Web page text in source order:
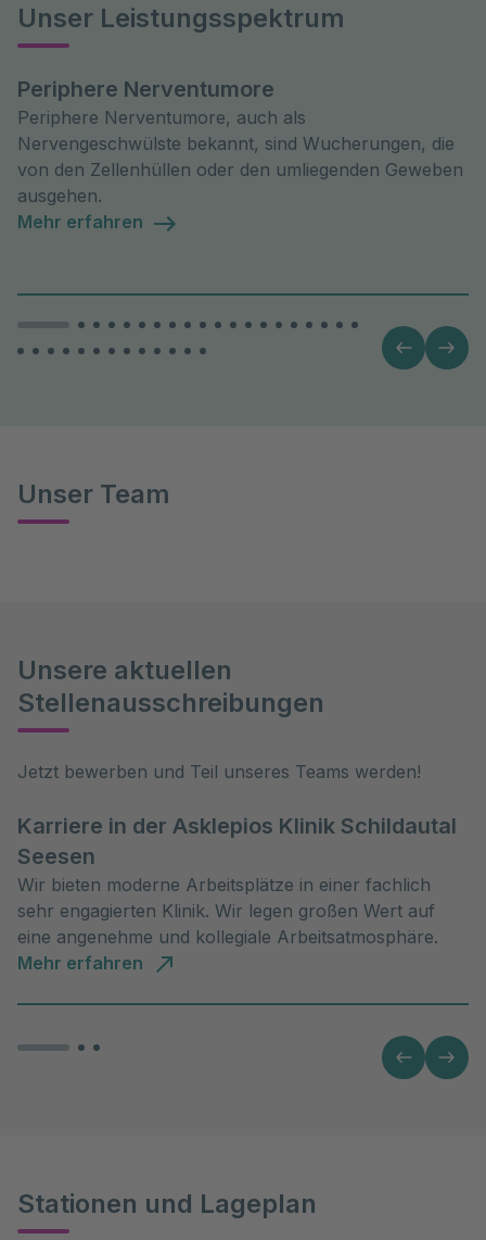
Unser Leistungsspektrum
Periphere Nerventumore
Periphere Nerventumore, auch als
Nervengeschwülste bekannt, sind Wucherungen, die
von den Zellenhüllen oder den umliegenden Geweben
ausgehen.
Mehr erfahren
Unser Team
Unsere aktuellen
Stellenausschreibungen
Jetzt bewerben und Teil unseres Teams werden!
Karriere in der Asklepios Klinik Schildautal
Seesen
Wir bieten moderne Arbeitsplätze in einer fachlich
sehr engagierten Klinik. Wir legen großen Wert auf
eine angenehme und kollegiale Arbeitsatmosphäre.
Mehr erfahren
Stationen und Lageplan